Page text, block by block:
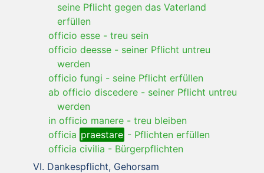
seine Pflicht gegen das Vaterland
erfüllen
officio esse - treu sein
officio deesse - seiner Pflicht untreu
werden
officio fungi - seine Pflicht erfüllen
ab officio discedere - seiner Pflicht untreu
werden
in officio manere - treu bleiben
officia praestare - Pflichten erfüllen
officia civilia - Bürgerpflichten
Dankespflicht, Gehorsam